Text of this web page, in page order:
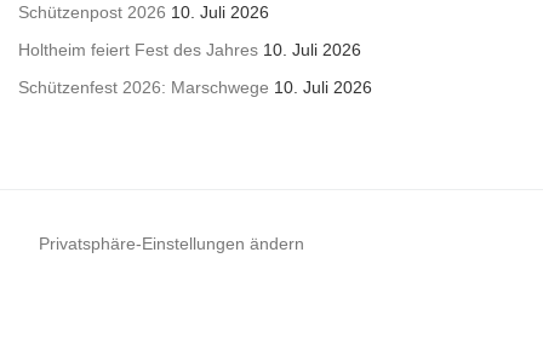
Schützenpost 2026 10. Juli 2026
Holtheim feiert Fest des Jahres 10. Juli 2026
Schützenfest 2026: Marschwege 10. Juli 2026
Privatsphäre-Einstellungen ändern